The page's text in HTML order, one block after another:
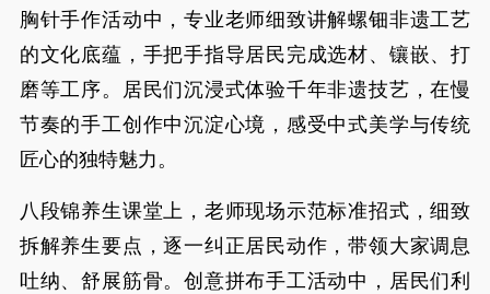
胸针手作活动中，专业老师细致讲解螺钿非遗工艺
的文化底蕴，手把手指导居民完成选材、镶嵌、打
磨等工序。居民们沉浸式体验千年非遗技艺，在慢
节奏的手工创作中沉淀心境，感受中式美学与传统
匠心的独特魅力。
八段锦养生课堂上，老师现场示范标准招式，细致
拆解养生要点，逐一纠正居民动作，带领大家调息
吐纳、舒展筋骨。创意拼布手工活动中，居民们利